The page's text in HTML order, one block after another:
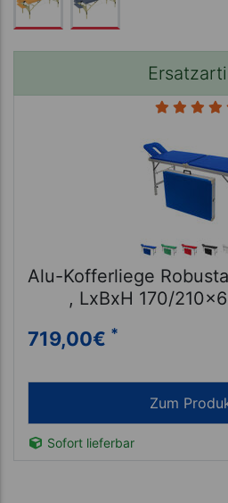
Alu-Kofferliege
, LxBxH 170/
719,00€ *
Zum
Sofort lieferbar